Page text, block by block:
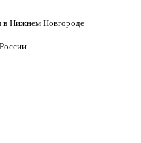
в Нижнем Новгороде